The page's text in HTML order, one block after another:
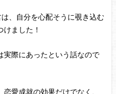
、自分を心配そうに覗き込む
ました！
実際にあったという話なので
愛成就の効果だけでなく、